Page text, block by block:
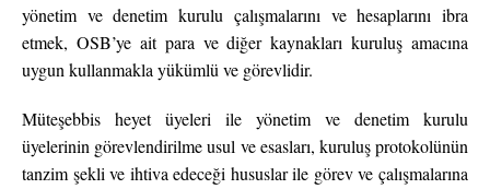
yönetim ve denetim kurulu çalışmalarını ve hesaplarını ibra
etmek, OSB’ye ait para ve diğer kaynakları kuruluş amacına
uygun kullanmakla yükümlü ve görevlidir.
Müteşebbis heyet üyeleri ile yönetim ve denetim kurulu
üyelerinin görevlendirilme usul ve esasları, kuruluş protokolünün
tanzim şekli ve ihtiva edeceği hususlar ile görev ve çalışmalarına